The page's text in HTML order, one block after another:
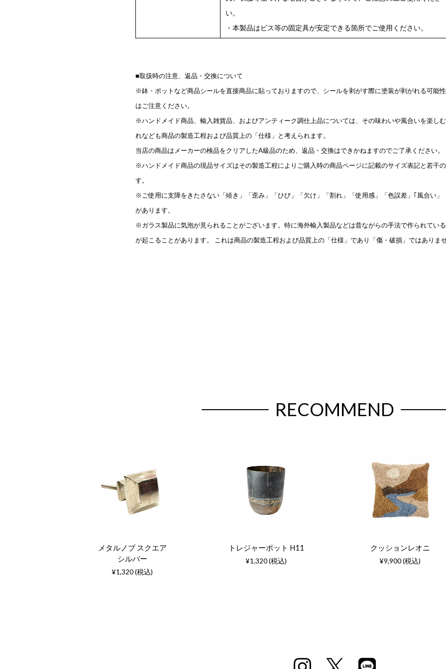
い。
・本製品はビス等の固定具が安定できる箇所でご使用ください。
■取扱時の注意、返品・交換について
※鉢・ポットなど商品シールを直接商品に貼っておりますので、シールを剥がす際に塗装が剥がれる可能
はご注意ください。
※ハンドメイド商品、輸入雑貨品、およびアンティーク調仕上品については、その味わいや風合いを楽し
れなども商品の製造工程および品質上の「仕様」と考えられます。
当店の商品はメーカーの検品をクリアしたA級品のため、返品・交換はできかねますのでご了承ください。
※ハンドメイド商品の現品サイズはその製造工程によりご購入時の商品ページに記載のサイズ表記と若干
す。
※ご使用に支障をきたさない「傾き」「歪み」「ひび」「欠け」「割れ」「使用感」「色誤差」｢風合い」
があります。
※ガラス製品に気泡が見られることがございます。特に海外輸入製品などは昔ながらの手法で作られてい
が起こることがあります。 これは商品の製造工程および品質上の「仕様」であり「傷・破損」ではありませ
RECOMMEND
メタルノブ スクエア
シルバー
¥1,320 (税込)
トレジャーポット H11
¥1,320 (税込)
クッションレオニ
¥9,900 (税込)